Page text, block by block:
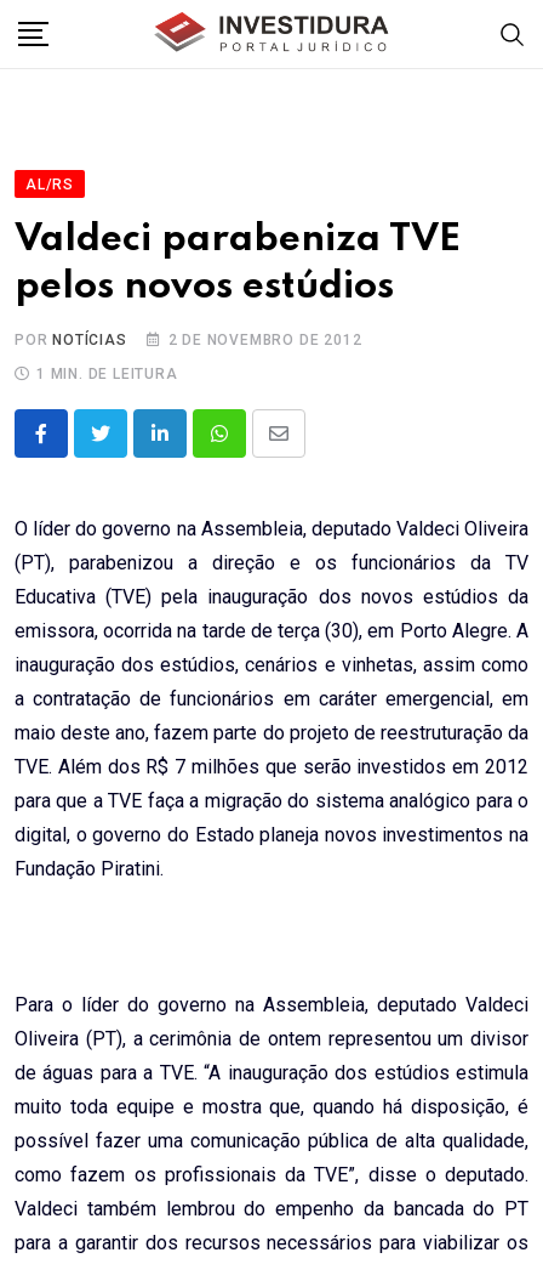
AL/RS
Valdeci parabeniza TVE
pelos novos estúdios
POR NOTÍCIAS
2 DE NOVEMBRO DE 2012
1 MIN. DE LEITURA
LinkedInWhatsappShare
Email
O líder do governo na Assembleia, deputado Valdeci Oliveira
(PT), parabenizou a direção e os funcionários da TV
Educativa (TVE) pela inauguração dos novos estúdios da
emissora, ocorrida na tarde de terça (30), em Porto Alegre. A
inauguração dos estúdios, cenários e vinhetas, assim como
a contratação de funcionários em caráter emergencial, em
maio deste ano, fazem parte do projeto de reestruturação da
TVE. Além dos R$ 7 milhões que serão investidos em 2012
para que a TVE faça a migração do sistema analógico para o
digital, o governo do Estado planeja novos investimentos na
Fundação Piratini.
Para o líder do governo na Assembleia, deputado Valdeci
Oliveira (PT), a cerimônia de ontem representou um divisor
de águas para a TVE. “A inauguração dos estúdios estimula
muito toda equipe e mostra que, quando há disposição, é
possível fazer uma comunicação pública de alta qualidade,
como fazem os profissionais da TVE”, disse o deputado.
Valdeci também lembrou do empenho da bancada do PT
para a garantir dos recursos necessários para viabilizar os